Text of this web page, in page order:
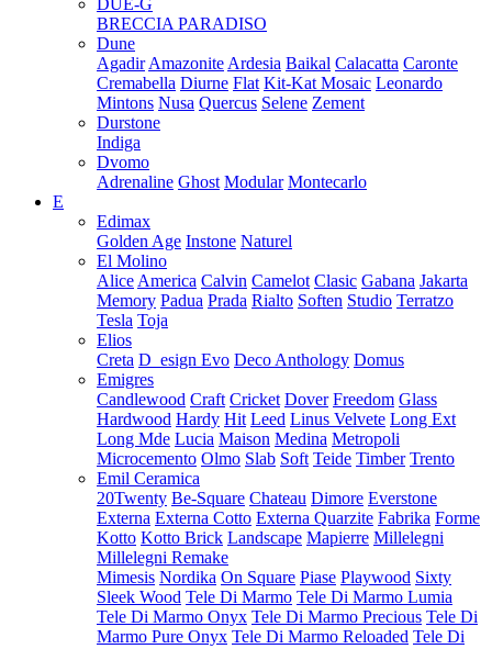
DUE-G
BRECCIA PARADISO
Dune
Agadir Amazonite Ardesia Baikal Calacatta Caronte
Cremabella Diurne Flat Kit-Kat Mosaic Leonardo
Mintons Nusa Quercus Selene Zement
Durstone
Indiga
Dvomo
Adrenaline Ghost Modular Montecarlo
E
Edimax
Golden Age Instone Naturel
El Molino
Alice America Calvin Camelot Clasic Gabana Jakarta
Memory Padua Prada Rialto Soften Studio Terratzo
Tesla Toja
Elios
Creta D_esign Evo Deco Anthology Domus
Emigres
Candlewood Craft Cricket Dover Freedom Glass
Hardwood Hardy Hit Leed Linus Velvete Long Ext
Long Mde Lucia Maison Medina Metropoli
Microcemento Olmo Slab Soft Teide Timber Trento
Emil Ceramica
20Twenty Be-Square Chateau Dimore Everstone
Externa Externa Cotto Externa Quarzite Fabrika Forme
Kotto Kotto Brick Landscape Mapierre Millelegni
Millelegni Remake
Mimesis Nordika On Square Piase Playwood Sixty
Sleek Wood Tele Di Marmo Tele Di Marmo Lumia
Tele Di Marmo Onyx Tele Di Marmo Precious Tele Di
Marmo Pure Onyx Tele Di Marmo Reloaded Tele Di